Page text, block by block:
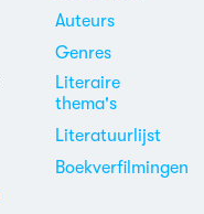
Auteurs
Genres
Literaire
thema's
Literatuurlijst
Boekverfilmingen